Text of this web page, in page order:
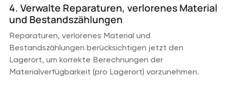
4. Verwalte Reparaturen, verlorenes Material
und Bestandszählungen
Reparaturen, verlorenes Material und
Bestandszählungen berücksichtigen jetzt den
Lagerort, um korrekte Berechnungen der
Materialverfügbarkeit (pro Lagerort) vorzunehmen.